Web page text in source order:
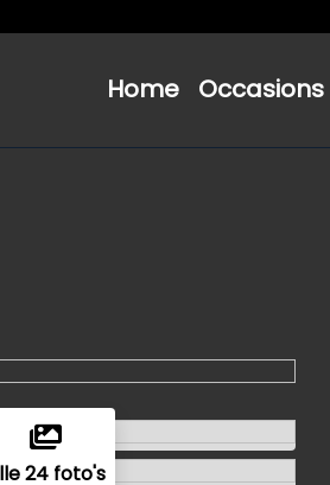
Home Occasions
24 foto's